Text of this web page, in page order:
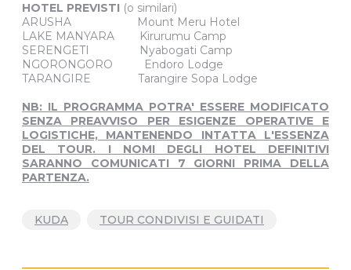
HOTEL PREVISTI (o similari)
ARUSHA Mount Meru Hotel
LAKE MANYARA Kirurumu Camp
SERENGETI Nyabogati Camp
NGORONGORO Endoro Lodge
TARANGIRE Tarangire Sopa Lodge
NB: IL PROGRAMMA POTRA' ESSERE MODIFICATO
SENZA PREAVVISO PER ESIGENZE OPERATIVE E
LOGISTICHE, MANTENENDO INTATTA L'ESSENZA
DEL TOUR. I NOMI DEGLI HOTEL DEFINITIVI
SARANNO COMUNICATI 7 GIORNI PRIMA DELLA
PARTENZA.
KUDA TOUR CONDIVISI E GUIDATI